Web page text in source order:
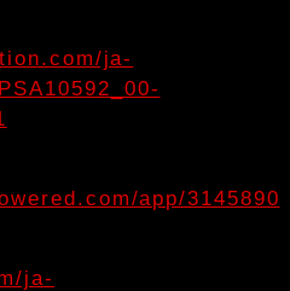
ja-
app/3145890
ja-